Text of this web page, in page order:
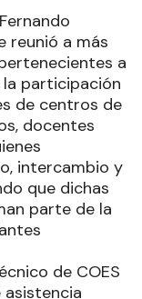
reunió a más
a
la participación
de centros de
docentes
intercambio y
que dichas
parte de la
de COES